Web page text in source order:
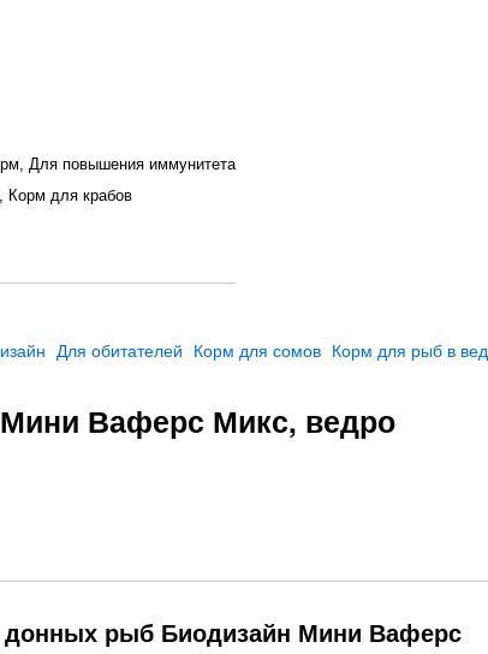
Для повышения иммунитета
Корм для крабов
Для обитателей Корм для сомов Корм для рыб в
Ваферс Микс, ведро
донных рыб Биодизайн Мини Ваферс